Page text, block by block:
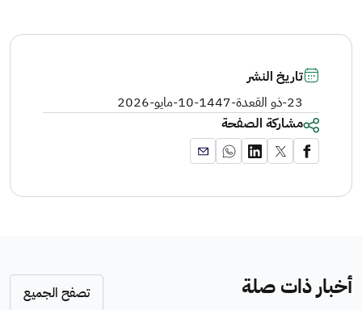
تاريخ النشر
23-ذو القعدة-1447
-10-مايو-2026
مشاركة الصفحة
أخبار ذات صلة تصفح الجميع